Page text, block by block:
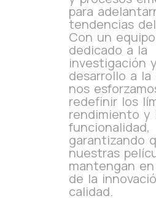
para
tendencias
Con un equipo
dedicado a la
investigación
desarrollo a la
nos
redefinir los
rendimiento y
funcionalidad,
garantizando
nuestras
mantengan
de la
calidad.